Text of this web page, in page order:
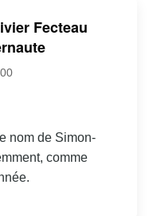
Fecteau
nom de Simon-
comme